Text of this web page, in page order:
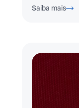
Saiba mais